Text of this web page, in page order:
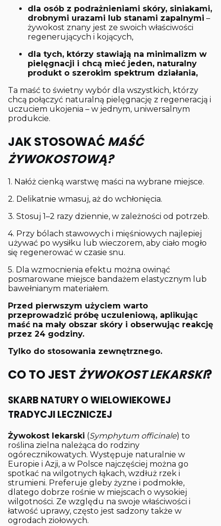
dla osób z podrażnieniami skóry, siniakami,
drobnymi urazami lub stanami zapalnymi –
żywokost znany jest ze swoich właściwości
regenerujących i kojących,
dla tych, którzy stawiają na minimalizm w
pielęgnacji i chcą mieć jeden, naturalny
produkt o szerokim spektrum działania,
Ta maść to świetny wybór dla wszystkich, którzy
chcą połączyć naturalną pielęgnację z regeneracją i
uczuciem ukojenia – w jednym, uniwersalnym
produkcie.
JAK STOSOWAĆ MAŚĆ
ŻYWOKOSTOWĄ?
1. Nałóż cienką warstwę maści na wybrane miejsce.
2. Delikatnie wmasuj, aż do wchłonięcia.
3. Stosuj 1–2 razy dziennie, w zależności od potrzeb.
4. Przy bólach stawowych i mięśniowych najlepiej
używać po wysiłku lub wieczorem, aby ciało mogło
się regenerować w czasie snu.
5. Dla wzmocnienia efektu można owinąć
posmarowane miejsce bandażem elastycznym lub
bawełnianym materiałem.
Przed pierwszym użyciem warto
przeprowadzić próbę uczuleniową, aplikując
maść na mały obszar skóry i obserwując reakcję
przez 24 godziny.
Tylko do stosowania zewnętrznego.
CO TO JEST ŻYWOKOST LEKARSKI?
SKARB NATURY O WIELOWIEKOWEJ
TRADYCJI LECZNICZEJ
Żywokost lekarski (Symphytum officinale) to
roślina zielna należąca do rodziny
ogórecznikowatych. Występuje naturalnie w
Europie i Azji, a w Polsce najczęściej można go
spotkać na wilgotnych łąkach, wzdłuż rzek i
strumieni. Preferuje gleby żyzne i podmokłe,
dlatego dobrze rośnie w miejscach o wysokiej
wilgotności. Ze względu na swoje właściwości i
łatwość uprawy, często jest sadzony także w
ogrodach ziołowych.